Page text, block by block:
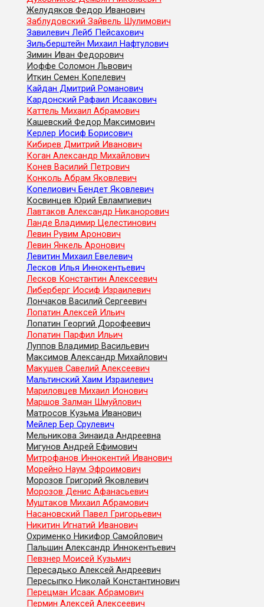
Желудяков Федор Иванович
Заблудовский Зайвель Шулимович
Завилевич Лейб Пейсахович
Зильберштейн Михаил Нафтулович
Зимин Иван Федорович
Иоффе Соломон Львович
Иткин Семен Копелевич
Кайдан Дмитрий Романович
Кардонский Рафаил Исаакович
Каттель Михаил Абрамович
Кашевский Федор Максимович
Керлер Иосиф Борисович
Кибирев Дмитрий Иванович
Коган Александр Михайлович
Конев Василий Петрович
Конколь Абрам Яковлевич
Копелиович Бендет Яковлевич
Косвинцев Юрий Евлампиевич
Лавтаков Александр Никанорович
Ланде Владимир Целестинович
Левин Рувим Аронович
Левин Янкель Аронович
Левитин Михаил Евелевич
Лесков Илья Иннокентьевич
Лесков Константин Алексеевич
Либерберг Иосиф Израилевич
Лончаков Василий Сергеевич
Лопатин Алексей Ильич
Лопатин Георгий Дорофеевич
Лопатин Парфил Ильич
Луппов Владимир Васильевич
Максимов Александр Михайлович
Макушев Савелий Алексеевич
Мальтинский Хаим Израилевич
Мариловцев Михаил Ионович
Маршов Залман Шмуйлович
Матросов Кузьма Иванович
Мейлер Бер Срулевич
Мельникова Зинаида Андреевна
Мигунов Андрей Ефимович
Митрофанов Иннокентий Иванович
Морейно Наум Эфроимович
Морозов Григорий Яковлевич
Морозов Денис Афанасьевич
Муштаков Михаил Абрамович
Насановский Павел Григорьевич
Никитин Игнатий Иванович
Охрименко Никифор Самойлович
Пальшин Александр Иннокентьевич
Певзнер Моисей Кузьмич
Пересадько Алексей Андреевич
Пересыпко Николай Константинович
Перецман Исаак Абрамович
Пермин Алексей Алексеевич